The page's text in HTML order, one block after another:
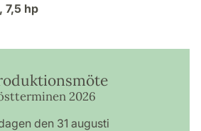
7,5 hp
2026
den 31 augusti